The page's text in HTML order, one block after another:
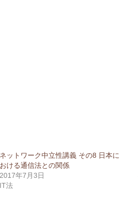
ネットワーク中立性講義 その8 日本に
おける通信法との関係
2017年7月3日
IT法